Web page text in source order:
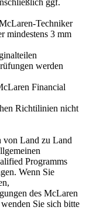
Techniker
mindestens 3 mm
werden
Financial
Richtilinien nicht
von Land zu Land
Programms
Wenn Sie
des McLaren
Sie sich bitte